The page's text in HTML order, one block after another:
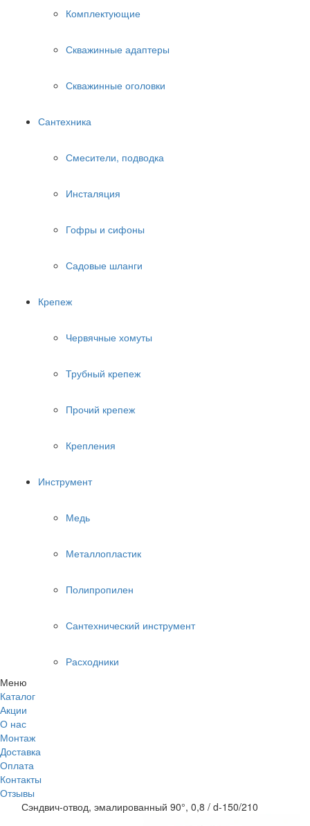
Комплектующие
Скважинные адаптеры
Скважинные оголовки
Сантехника
Смесители, подводка
Инсталяция
Гофры и сифоны
Садовые шланги
Крепеж
Червячные хомуты
Трубный крепеж
Прочий крепеж
Крепления
Инструмент
Медь
Металлопластик
Полипропилен
Сантехнический инструмент
Расходники
Меню
Каталог
Акции
О нас
Монтаж
Доставка
Оплата
Контакты
Отзывы
Сэндвич-отвод, эмалированный 90°, 0,8 / d-150/210